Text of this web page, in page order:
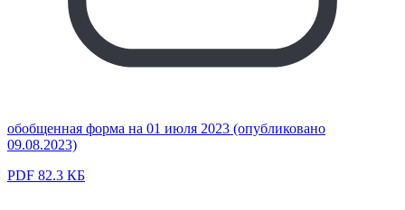
обобщенная форма на 01 июля 2023 (опубликовано
09.08.2023)
PDF 82.3 КБ